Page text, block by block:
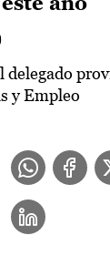
delegado
y Empleo